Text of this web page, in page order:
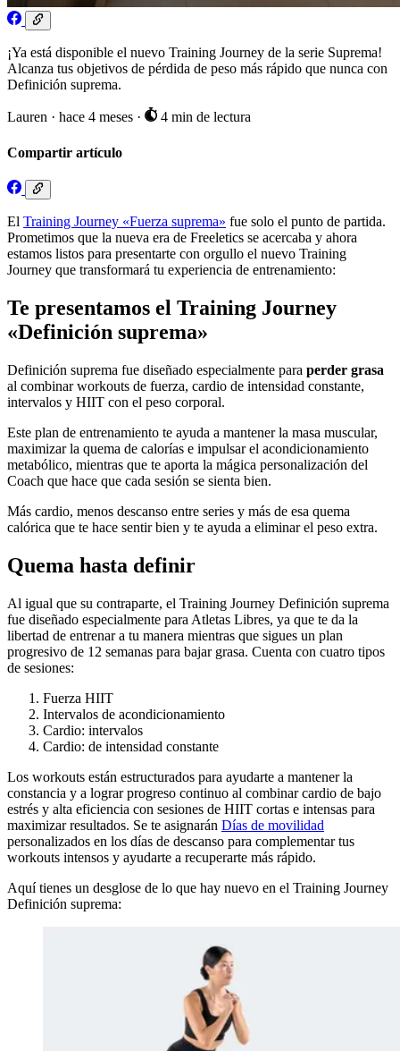
¡Ya está disponible el nuevo Training Journey de la serie Suprema!
Alcanza tus objetivos de pérdida de peso más rápido que nunca con
Definición suprema.
Lauren · hace 4 meses · 4 min de lectura
Compartir artículo
El Training Journey «Fuerza suprema» fue solo el punto de partida.
Prometimos que la nueva era de Freeletics se acercaba y ahora
estamos listos para presentarte con orgullo el nuevo Training
Journey que transformará tu experiencia de entrenamiento:
Te presentamos el Training Journey
«Definición suprema»
Definición suprema fue diseñado especialmente para perder grasa
al combinar workouts de fuerza, cardio de intensidad constante,
intervalos y HIIT con el peso corporal.
Este plan de entrenamiento te ayuda a mantener la masa muscular,
maximizar la quema de calorías e impulsar el acondicionamiento
metabólico, mientras que te aporta la mágica personalización del
Coach que hace que cada sesión se sienta bien.
Más cardio, menos descanso entre series y más de esa quema
calórica que te hace sentir bien y te ayuda a eliminar el peso extra.
Quema hasta definir
Al igual que su contraparte, el Training Journey Definición suprema
fue diseñado especialmente para Atletas Libres, ya que te da la
libertad de entrenar a tu manera mientras que sigues un plan
progresivo de 12 semanas para bajar grasa. Cuenta con cuatro tipos
de sesiones:
Fuerza HIIT
Intervalos de acondicionamiento
Cardio: intervalos
Cardio: de intensidad constante
Los workouts están estructurados para ayudarte a mantener la
constancia y a lograr progreso continuo al combinar cardio de bajo
estrés y alta eficiencia con sesiones de HIIT cortas e intensas para
maximizar resultados. Se te asignarán Días de movilidad
personalizados en los días de descanso para complementar tus
workouts intensos y ayudarte a recuperarte más rápido.
Aquí tienes un desglose de lo que hay nuevo en el Training Journey
Definición suprema: